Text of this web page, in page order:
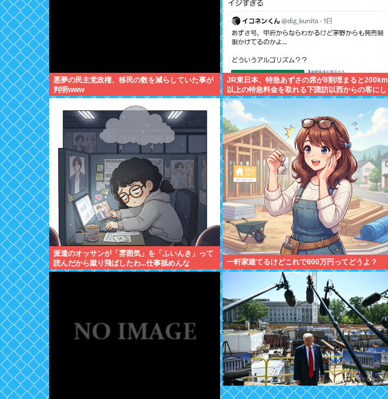
悪夢の民主党政権、移民の数を減らしていた事が
判明www
JR東日本、特急あずさの席が8割埋まると200km
以上の特急料金を取れる下諏訪以西からの客にし
か売らない模様
派遣のオッサンが「雰囲気」を「ふいんき」って
読んだから蹴り飛ばしたわ...仕事舐めんな
一軒家建てるけどこれで800万円ってどうよ？